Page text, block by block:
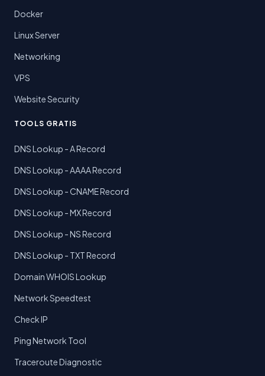
Docker
Linux Server
Networking
VPS
Website Security
TOOLS GRATIS
DNS Lookup - A Record
DNS Lookup - AAAA Record
DNS Lookup - CNAME Record
DNS Lookup - MX Record
DNS Lookup - NS Record
DNS Lookup - TXT Record
Domain WHOIS Lookup
Network Speedtest
Check IP
Ping Network Tool
Traceroute Diagnostic